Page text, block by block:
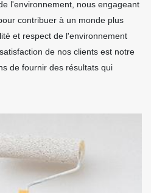
l'environnement, nous engageant
contribuer à un monde plus
et respect de l'environnement
de nos clients est notre
de fournir des résultats qui